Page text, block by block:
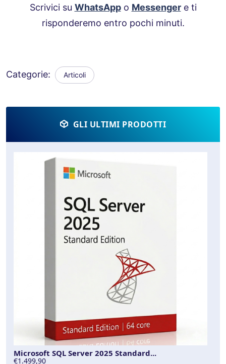
Scrivici su WhatsAppo Messengere ti
risponderemo entro pochi minuti.
Categorie: Articoli
GLI ULTIMI PRODOTTI
Microsoft SQL Server 2025 Standard...
€1.499,90